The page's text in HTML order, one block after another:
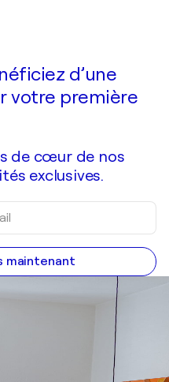
d’une
votre première
de cœur de nos
exclusives.
maintenant